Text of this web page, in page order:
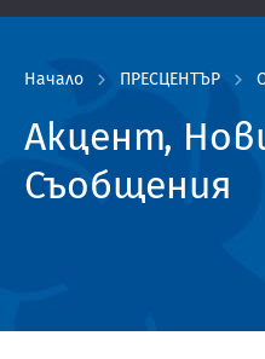
Начало ПРЕСЦЕНТЪР
Акцент,
Съобщения